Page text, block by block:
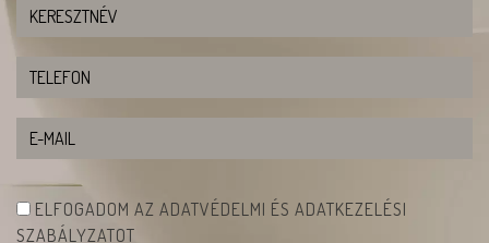
ELFOGADOM AZ ADATVÉDELMI ÉS ADATKEZELÉSI
SZABÁLYZATOT